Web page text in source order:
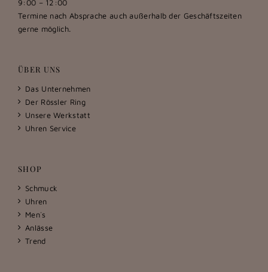
9:00 – 12:00
Termine nach Absprache auch außerhalb der Geschäftszeiten
gerne möglich.
ÜBER UNS
Das Unternehmen
Der Rössler Ring
Unsere Werkstatt
Uhren Service
SHOP
Schmuck
Uhren
Men´s
Anlässe
Trend